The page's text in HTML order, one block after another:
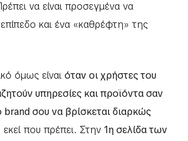
να είναι προσεγμένα να
και ένα «καθρέφτη» της
όμως είναι όταν οι χρήστες του
υπηρεσίες και προϊόντα σαν
brand σου να βρίσκεται διαρκώς
εκεί που πρέπει. Στην 1η σελίδα των